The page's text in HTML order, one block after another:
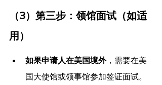
（3）第三步：领馆面试（如适
用）
如果申请人在美国境外，需要在美
国大使馆或领事馆参加签证面试。